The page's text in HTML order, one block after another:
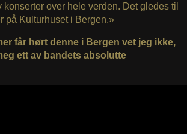
over hele verden. Det gledes til
på Kulturhuset i Bergen.»
får hørt denne i Bergen vet jeg ikke,
ett av bandets absolutte